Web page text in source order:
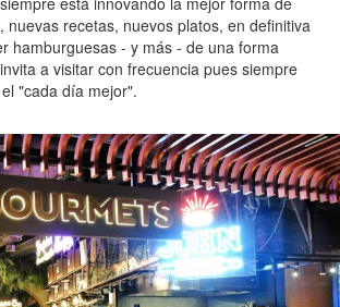
nuevas recetas, nuevos platos, en definitiva
hamburguesas - y más - de una forma
a visitar con frecuencia pues siempre
"cada día mejor".